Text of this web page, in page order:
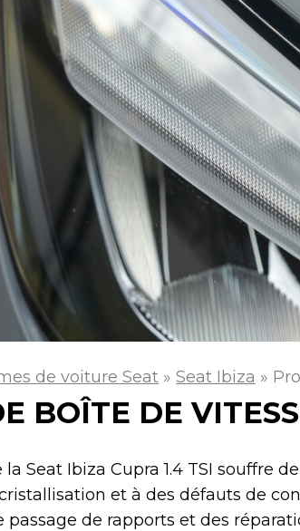
de voiture Seat » Seat Ibiza »
BOÎTE DE
la Seat Ibiza Cupra 1.4 TSI souffre
et à des défauts de
de rapports et des